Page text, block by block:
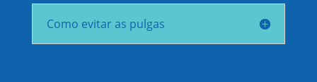
Como evitar as pulgas